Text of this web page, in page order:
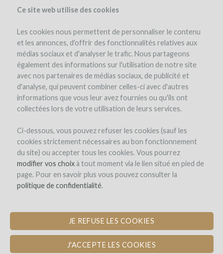
Ce site web utilise des cookies
Les cookies nous permettent de personnaliser le contenu
et les annonces, d'offrir des fonctionnalités relatives aux
médias sociaux et d'analyser le trafic. Nous partageons
également des informations sur l'utilisation de notre site
avec nos partenaires de médias sociaux, de publicité et
d'analyse, qui peuvent combiner celles-ci avec d'autres
informations que vous leur avez fournies ou qu'ils ont
collectées lors de votre utilisation de leurs services.
Ci-dessous, vous pouvez refuser les cookies (sauf les
cookies strictement nécessaires au bon fonctionnement
du site) ou accepter tous les cookies. Vous pourrez
modifier vos choixà tout moment via le lien situé en pied de
page. Pour en savoir plus vous pouvez consulter la
politique de confidentialité.
JE REFUSE LES COOKIES
J'ACCEPTE LES COOKIES
el proyecto la empresa detalles del proyecto opinión de expertos
los reembolsos en vino
Domaine de La Ganse
PLANTACIÓN DE ROUSSANE PARA LA
publicado 10/07/2018